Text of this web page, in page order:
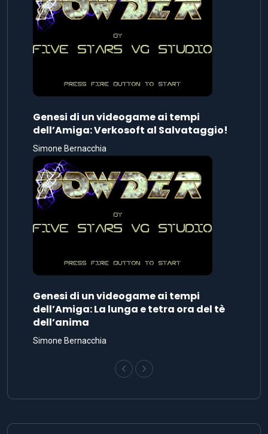
Genesi di un videogame ai tempi
dell’Amiga: Verkosoft al Salvataggio!
Simone Bernacchia
Genesi di un videogame ai tempi
dell’Amiga: La lunga e tetra ora del tè
dell’anima
Simone Bernacchia